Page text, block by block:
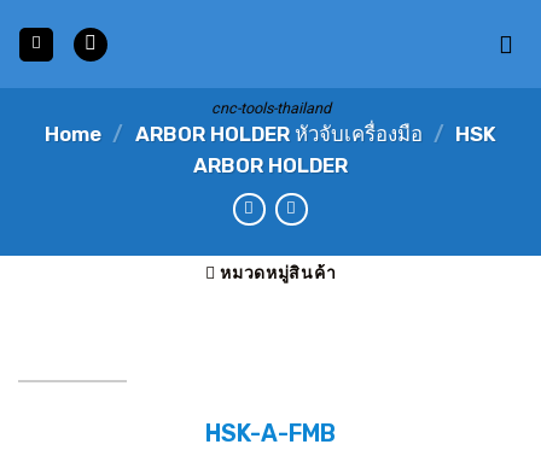
content
cnc-tools-thailand
Home / ARBOR HOLDER หัวจับเครื่องมือ / HSK
ARBOR HOLDER
หมวดหมู่สินค้า
HSK-A-FMB